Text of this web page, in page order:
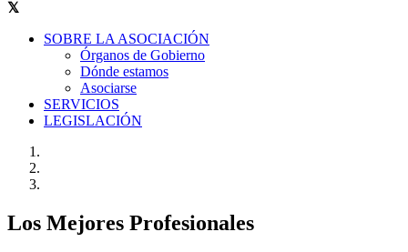
SOBRE LA ASOCIACIÓN
Órganos de Gobierno
Dónde estamos
Asociarse
SERVICIOS
LEGISLACIÓN
Los Mejores Profesionales